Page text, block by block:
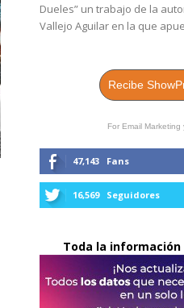
Dueles” un trabajo de la
Vallejo Aguilar en la que
Recibe
For Email Marketing
47,143 Fans
16,569 Seguidores
Toda la